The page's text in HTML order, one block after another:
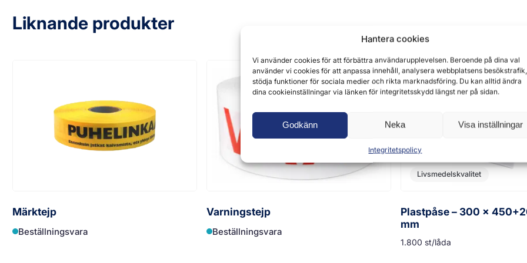
Hantera cookies
Vi använder cookies för att förbättra användarupplevelsen. Beroende på dina val
använder vi cookies för att anpassa innehåll, analysera webbplatsens besökstrafik,
stödja funktioner för sociala medier och rikta marknadsföring. Du kan alltid ändra
dina cookieinställningar via länken för integritetsskydd längst ner på sidan.
Godkänn Neka Visa inställningar
Integritetspolicy
Liknande produkter
Märktejp
Beställningsvara
Varningstejp
Beställningsvara
Livsmedelskvalitet
Plastpåse – 300 x
mm
1.800 st/låda